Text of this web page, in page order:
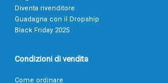
Diventa rivenditore
Guadagna con il Dropship
Black Friday 2025
Condizioni di vendita
Come ordinare